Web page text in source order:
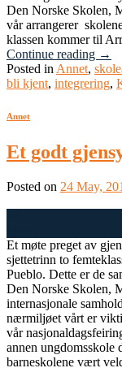
Den Norske Skolen,
vår arrangerer
klassen kommer til
Continue reading →
Posted in Annet,
bli kjent, integrering,
Annet
Et godt
Posted on 24 May,
Et møte preget av
sjettetrinn to
Pueblo. Dette er de
Den Norske Skolen,
internasjonale
nærmiljøet vårt er
vår
annen ungdomsskole
barneskolene vært